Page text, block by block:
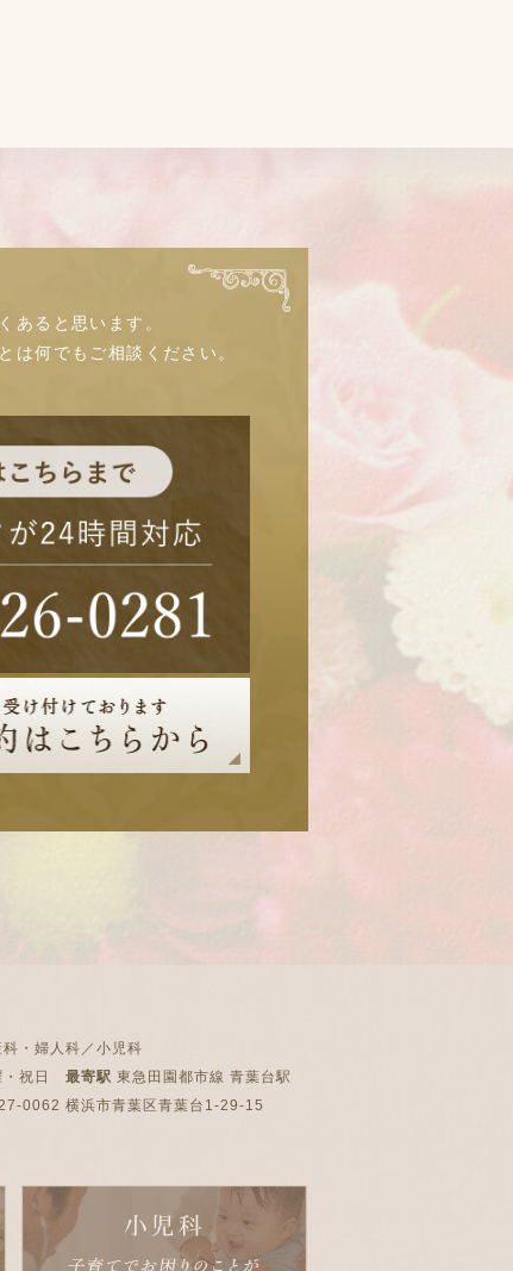
あると思います。
は何でもご相談ください。
科・婦人科／小児科
・祝日 最寄駅 東急田園都市線 青葉台駅
0062 横浜市青葉区青葉台1-29-15